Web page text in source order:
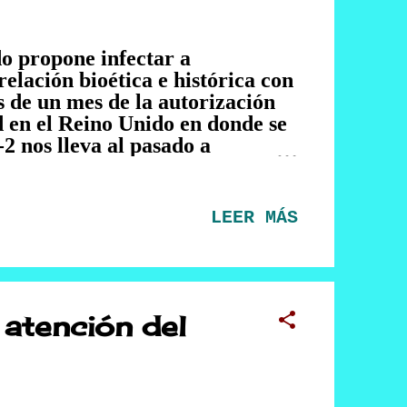
propone infectar a
bioética e histórica con
de un mes de la autorización
el Reino Unido en donde se
nos lleva al pasado a
de esta enfermedad
experimento fue llamado
del Informe Belmont el
han mejorado los distintos
LEER MÁS
del